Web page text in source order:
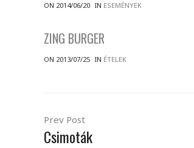
ON 2014/06/20 IN ESEMÉNYEK
ZING BURGER
ON 2013/07/25 IN ÉTELEK
Prev Post
Csimoták